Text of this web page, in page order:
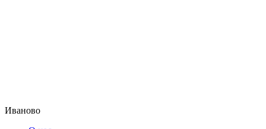
Иваново